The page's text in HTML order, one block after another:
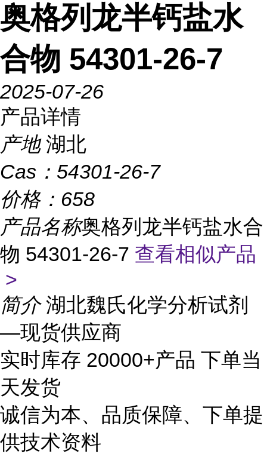
奥格列龙半钙盐水
合物 54301-26-7
2025-07-26
产品详情
产地 湖北
Cas： 54301-26-7
价格： 658
产品名称奥格列龙半钙盐水合
物 54301-26-7 查看相似产品
>
简介 湖北魏氏化学分析试剂
—现货供应商
实时库存 20000+产品 下单当
天发货
诚信为本、品质保障、下单提
供技术资料